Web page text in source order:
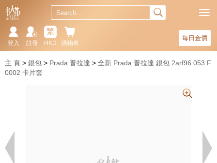
每日金價
購物車
繁
HKD
註冊
登入
主 頁 銀包 Prada 普拉達
全新 Prada 普拉達 銀包 2arf96 053 F
0002 卡片套